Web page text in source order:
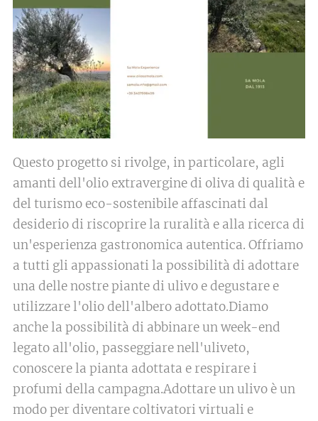
Questo progetto si rivolge, in particolare, agli
amanti dell'olio extravergine di oliva di qualità e
del turismo eco-sostenibile affascinati dal
desiderio di riscoprire la ruralità e alla ricerca di
un'esperienza gastronomica autentica. Offriamo
a tutti gli appassionati la possibilità di adottare
una delle nostre piante di ulivo e degustare e
utilizzare l'olio dell'albero adottato.Diamo
anche la possibilità di abbinare un week-end
legato all'olio, passeggiare nell'uliveto,
conoscere la pianta adottata e respirare i
profumi della campagna.Adottare un ulivo è un
modo per diventare coltivatori virtuali e